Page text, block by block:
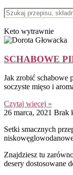
Keto wytrawnie
SCHABOWE
Jak zrobić schabowe
soczyste mięso i
Czytaj więcej »
26 marca, 2021 Brak
Setki smacznych
Znajdziesz tu
desery dostosowane